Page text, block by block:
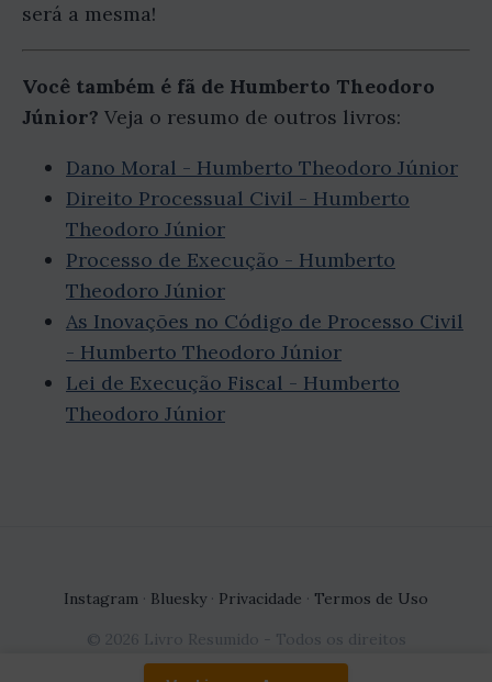
será a mesma!
Você também é fã de Humberto Theodoro
Júnior? Veja o resumo de outros livros:
Dano Moral - Humberto Theodoro Júnior
Direito Processual Civil - Humberto
Theodoro Júnior
Processo de Execução - Humberto
Theodoro Júnior
As Inovações no Código de Processo Civil
- Humberto Theodoro Júnior
Lei de Execução Fiscal - Humberto
Theodoro Júnior
Instagram · Bluesky· Privacidade · Termos de Uso
© 2026 Livro Resumido - Todos os direitos
reservados.